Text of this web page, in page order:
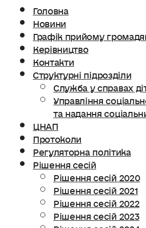
Головна
Новини
Графік прийому
Керівництво
Контакти
Структурні підрозділи
Служба у справах
Управління
та надання
ЦНАП
Протоколи
Регуляторна політика
Рішення сесій
Рішення сесій 2020
Рішення сесій 2021
Рішення сесій 2022
Рішення сесій 2023